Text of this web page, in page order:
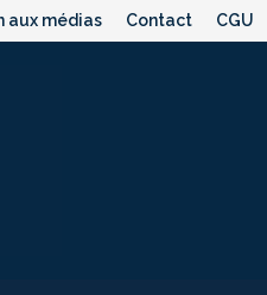
aux médias Contact CGU